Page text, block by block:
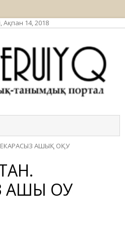
Ақпан 14, 2018
АШЫҚ ОҚУ
ОҚУ